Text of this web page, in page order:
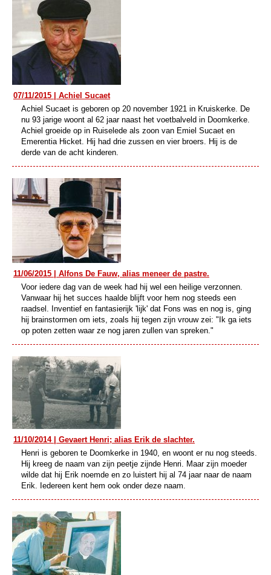
07/11/2015 | Achiel Sucaet
Achiel Sucaet is geboren op 20 november 1921 in Kruiskerke. De
nu 93 jarige woont al 62 jaar naast het voetbalveld in Doomkerke.
Achiel groeide op in Ruiselede als zoon van Emiel Sucaet en
Emerentia Hicket. Hij had drie zussen en vier broers. Hij is de
derde van de acht kinderen.
11/06/2015 | Alfons De Fauw, alias meneer de pastre.
Voor iedere dag van de week had hij wel een heilige verzonnen.
Vanwaar hij het succes haalde blijft voor hem nog steeds een
raadsel. Inventief en fantasierijk 'lijk' dat Fons was en nog is, ging
hij brainstormen om iets, zoals hij tegen zijn vrouw zei: "Ik ga iets
op poten zetten waar ze nog jaren zullen van spreken."
11/10/2014 | Gevaert Henri; alias Erik de slachter.
Henri is geboren te Doomkerke in 1940, en woont er nu nog steeds.
Hij kreeg de naam van zijn peetje zijnde Henri. Maar zijn moeder
wilde dat hij Erik noemde en zo luistert hij al 74 jaar naar de naam
Erik. Iedereen kent hem ook onder deze naam.